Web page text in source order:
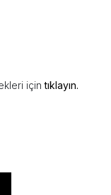
içintıklayın.